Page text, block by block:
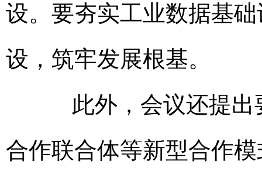
设。要夯实工业数据基
设，筑牢发展根基。
此外，会议还提出
合作联合体等新型合作